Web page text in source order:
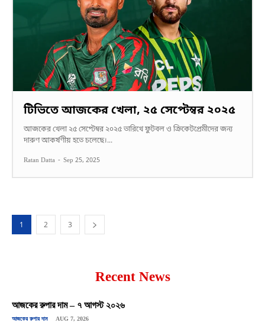
টিভিতে আজকের খেলা, ২৫ সেপ্টেম্বর ২০২৫
আজকের খেলা ২৫ সেপ্টেম্বর ২০২৫ তারিখে ফুটবল ও ক্রিকেটপ্রেমীদের জন্য
দারুণ আকর্ষণীয় হতে চলেছে।...
Ratan Datta - Sep 25, 2025
1 2 3
Recent News
আজকের রুপার দাম – ৭ আগস্ট ২০২৬
আজকের রুপার দাম AUG 7, 2026